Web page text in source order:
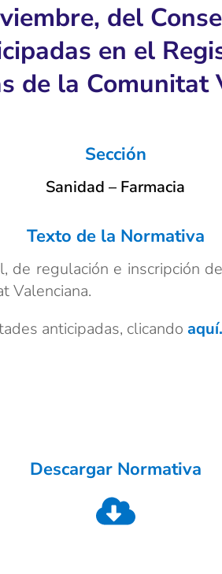
del
en el
de la Comunitat
Sección
Sanidad – Farmacia
Texto de la Normativa
de regulación e inscripción
Valenciana.
anticipadas, clicando aquí.
Descargar Normativa